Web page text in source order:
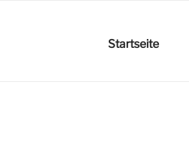
Startseite